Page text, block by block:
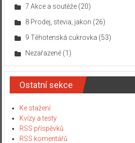
7 Akce a soutěže(20)
8 Prodej, stevia, jakon (26)
9 Těhotenská cukrovka (53)
Nezařazené(1)
Ostatní sekce
Ke stažení
Kvízy a testy
RSS příspěvků
RSS komentářů